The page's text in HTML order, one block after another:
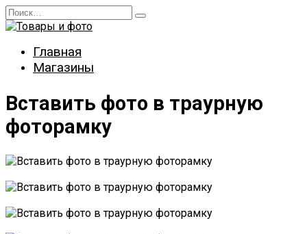
Перейти
к
Search
for:
Главная
Магазины
Вставить фото в траурную
фоторамку